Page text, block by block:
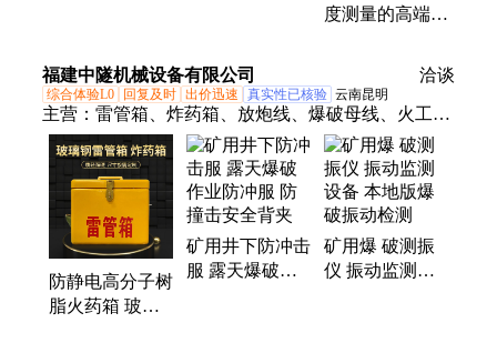
度测量的高端精
福建中隧机械设备有限公司 洽谈
综合体验L0 回复及时 出价迅速 真实性已核验 云南昆明
主营： 雷管箱、炸药箱、放炮线、爆破母线、火工品
储存箱、爆破器材运输车、危险品存放柜、玻璃钢炸
药箱、车载抗爆容器、爆破线、气体间隔器、炸药
柜、矿用自救器、主动边坡防护网、车载防爆罐、矿
用炮被、爆破纸
防静电高分子树
脂火药箱 玻璃
矿用井下防冲击
服 露天爆破作
矿用爆 破测振
仪 振动监测设